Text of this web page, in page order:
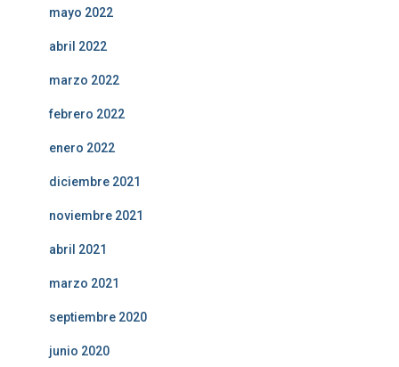
mayo 2022
abril 2022
marzo 2022
febrero 2022
enero 2022
diciembre 2021
noviembre 2021
abril 2021
marzo 2021
septiembre 2020
junio 2020